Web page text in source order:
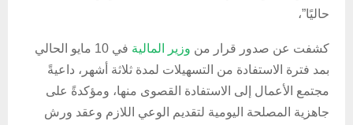
حاليًا”،
كشفت عن صدور قرار من وزير المالية
في 10 مايو الحالي
بمد فترة الاستفادة من التسهيلات لمدة ثلاثة أشهر، داعيةً
مجتمع الأعمال إلى الاستفادة القصوى منها، ومؤكدةً على
جاهزية المصلحة اليومية لتقديم الوعي اللازم وعقد ورش